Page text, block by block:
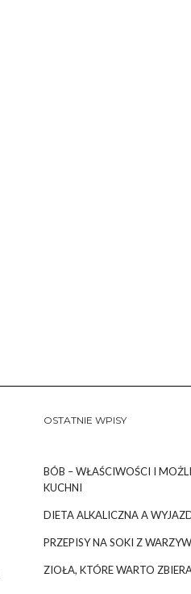
OSTATNIE WPISY
BÓB – WŁAŚCIWOŚCI I
KUCHNI
DIETA ALKALICZNA A
PRZEPISY NA SOKI Z
ZIOŁA, KTÓRE WARTO